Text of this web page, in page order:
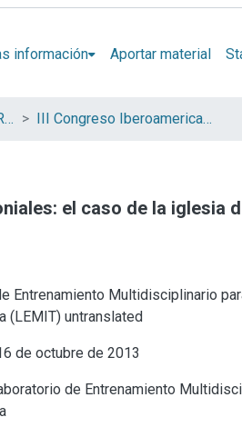
información Aportar material
Jornadas de Técnicas de Reparación y Conservación del Patrimonio (COIBRECOPA) III Congreso Iberoamericano y XI Jornada de Técnicas de Reparación y Conservación del Patrimonio
el caso de la iglesia
Entrenamiento Multidisciplinario
(LEMIT) untranslated
de octubre de 2013
de Entrenamiento